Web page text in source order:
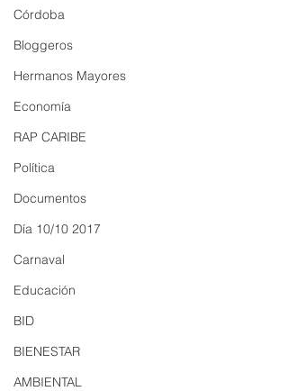
Córdoba
Bloggeros
Hermanos Mayores
Economía
RAP CARIBE
Política
Documentos
Día 10/10 2017
Carnaval
Educación
BID
BIENESTAR
AMBIENTAL